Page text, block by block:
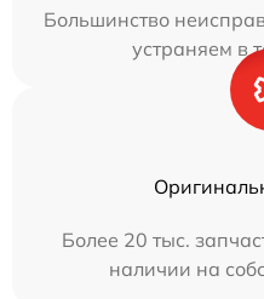
Большинство
устраняем в
Более 20 тыс.
наличии на